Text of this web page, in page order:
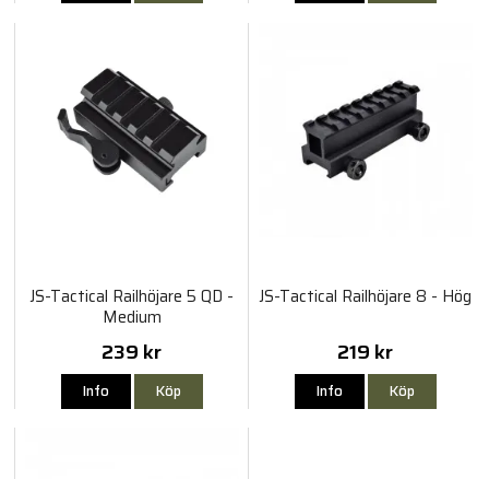
JS-Tactical Railhöjare 5 QD -
Medium
239 kr
Info Köp
JS-Tactical Railhöjare 8 - Hög
219 kr
Info Köp